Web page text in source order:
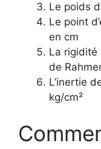
Le poids
Le point
en cm
La rigidité
de
L’inertie
kg/cm²